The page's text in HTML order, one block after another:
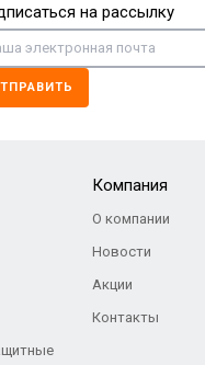
на рассылку
Компания
О компании
Новости
Акции
Контакты